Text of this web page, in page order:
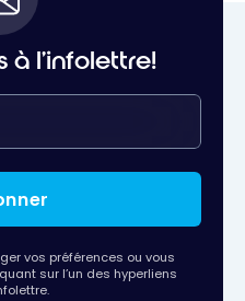
à l'infolettre!
vos préférences ou vous
sur l’un des hyperliens